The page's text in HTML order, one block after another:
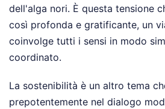
dell'alga nori. È questa tensione
così profonda e gratificante, un
coinvolge tutti i sensi in modo
coordinato.
La sostenibilità è un altro tema
prepotentemente nel dialogo